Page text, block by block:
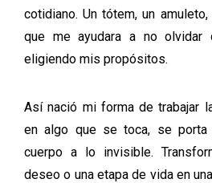
cotidiano. Un tótem, un
que me ayudara a no olvidar
eligiendo mis propósitos.
Así nació mi forma de trabajar
en algo que se toca, se porta
cuerpo a lo invisible.
deseo o una etapa de vida en